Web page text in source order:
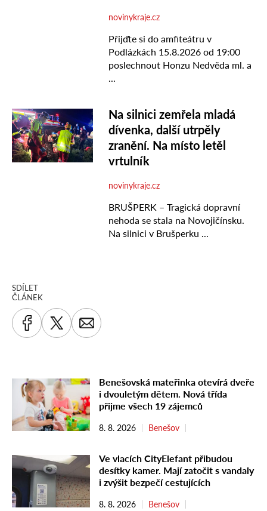
SDÍLET
ČLÁNEK
Benešovská mateřinka otevírá dveře
i dvouletým dětem. Nová třída
přijme všech 19 zájemců
8. 8. 2026 Benešov
Ve vlacích CityElefant přibudou
desítky kamer. Mají zatočit s vandaly
i zvýšit bezpečí cestujících
8. 8. 2026 Benešov